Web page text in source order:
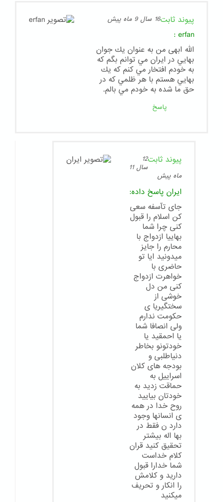
پیوند ثابت16 سال 9 ماه پیش
erfan
:
الله ابهی من به عنوان يك جوان
بهايي در ايران مي توانم بگم كه
به خودم افتخار مي كنم كه يك
بهايي هستم با هر ظلمي كه در
حق ما شده به خودم مي بالم.
پاسخ
پیوند ثابت12
سال 11
ماه پیش
ایران پاسخ داده:
جای تآسفه سعی
کن اسلام را قبول
کنی چرا شما
بهاییا ازدواج با
محارم را جایز
میدونید ایا تو
حاضری با
خواهرت ازدواج
کنی من دل
خوشی از
سختگیریا ی
حکومت ندارم
ولی انصافا شما
یا احمقید یا
خودتونو بخاطر
دنیاطلبی و
بودجه های کلان
اسراییل به
حماقت زدید به
خودتان بیایید
روح خدا در همه
ی انسانها وجود
دارد ن فقط در
بها اله بیشتر
تحقیق کنید قران
کلام خداست
شما خدارا قبول
دارید و کلامش
را انکار و تحریف
میکنید